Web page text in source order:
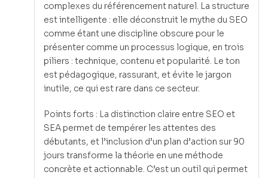
complexes du référencement naturel. La structure
est intelligente : elle déconstruit le mythe du SEO
comme étant une discipline obscure pour le
présenter comme un processus logique, en trois
piliers : technique, contenu et popularité. Le ton
est pédagogique, rassurant, et évite le jargon
inutile, ce qui est rare dans ce secteur.
Points forts : La distinction claire entre SEO et
SEA permet de tempérer les attentes des
débutants, et l’inclusion d’un plan d’action sur 90
jours transforme la théorie en une méthode
concrète et actionnable. C’est un outil qui permet